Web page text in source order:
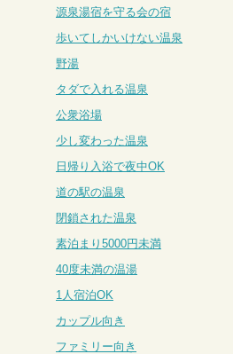
源泉湯宿を守る会の宿
歩いてしかいけない温泉
野湯
タダで入れる温泉
公衆浴場
少し変わった温泉
日帰り入浴で夜中OK
道の駅の温泉
閉鎖された温泉
素泊まり5000円未満
40度未満の温湯
1人宿泊OK
カップル向き
ファミリー向き